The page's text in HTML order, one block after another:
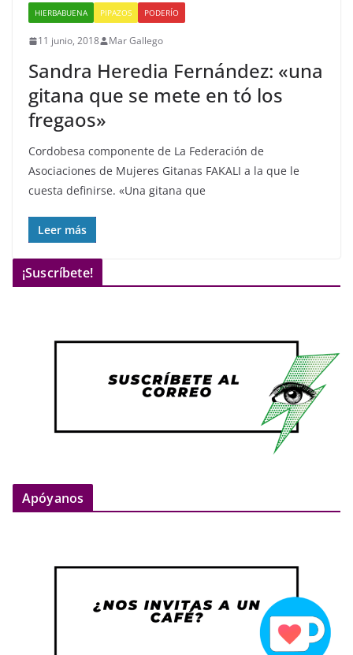
HIERBABUENA PIPAZOS PODERÍO
11 junio, 2018 Mar Gallego
Sandra Heredia Fernández: «una
gitana que se mete en tó los
fregaos»
Cordobesa componente de La Federación de
Asociaciones de Mujeres Gitanas FAKALI a la que le
cuesta definirse. «Una gitana que
Leer más
¡Suscríbete!
Apóyanos